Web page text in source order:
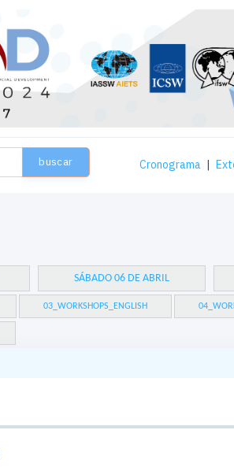
buscar Cronograma |
SÁBADO 06 DE ABRIL
03_WORKSHOPS_ENGLISH